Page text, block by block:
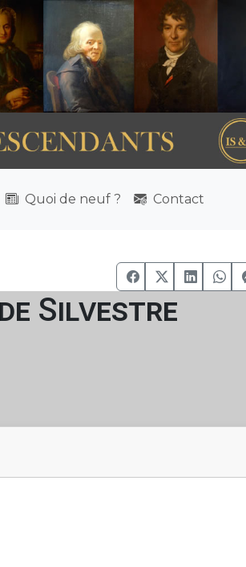
Quoi de neuf ? Contact
Silvestre